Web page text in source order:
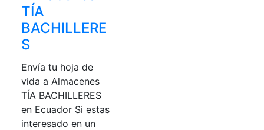
TÍA
BACHILLERE
S
Envía tu hoja de
vida a Almacenes
TÍA BACHILLERES
en Ecuador Si estas
interesado en un